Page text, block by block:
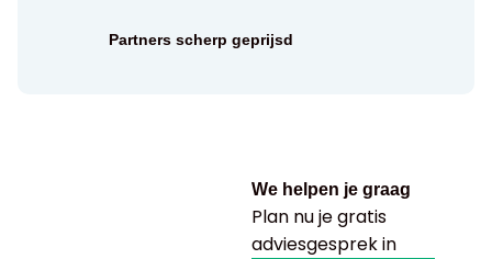
We helpen je graag
Plan nu je gratis
adviesgesprek in
Partners scherp geprijsd